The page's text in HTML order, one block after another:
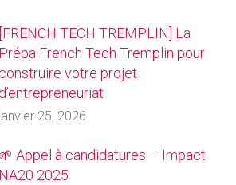
[FRENCH TECH TREMPLIN] La
Prépa French Tech Tremplin pour
construire votre projet
d’entrepreneuriat
janvier 25, 2026
🌱 Appel à candidatures – Impact
NA20 2025